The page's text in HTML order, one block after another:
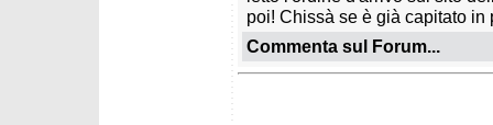
poi! Chissà se è già capitato in
Commenta sul Forum...